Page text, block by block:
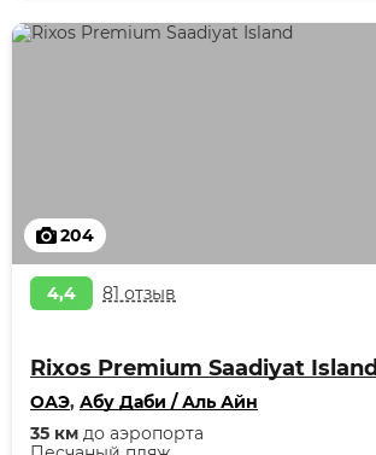
204
4,4 81 отзыв
Rixos Premium Saadiyat Island
ОАЭ, Абу Даби / Аль Айн
35 км до аэропорта